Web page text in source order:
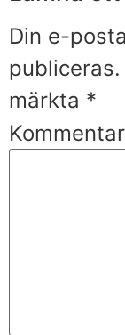
Din e-
publiceras.
märkta *
Kommentar